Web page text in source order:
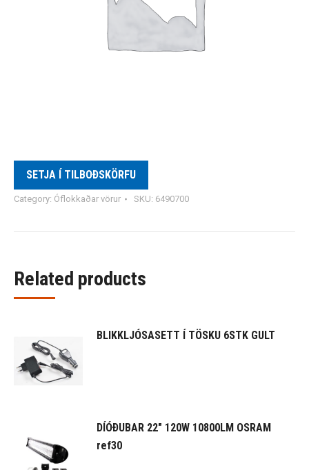
SETJA Í TILBOÐSKÖRFU
Category: Óflokkaðar vörur SKU: 6490700
Related products
BLIKKLJÓSASETT Í TÖSKU 6STK GULT
DÍÓÐUBAR 22" 120W 10800LM OSRAM
ref30